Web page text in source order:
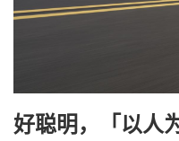
好聪明，「以人